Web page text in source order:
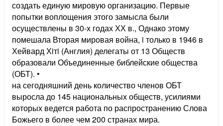
создать единую мировую организацию. Первые
попытки воплощения этого замысла были
осуществлены в 30-х годах ХХ в., Однако этому
помешала Вторая мировая война, i только в 1946 в
Хейвард Хiтi (Англия) делегаты от 13 Обществ
образовали Объединенные библейские общества
(ОБТ). •
на сегодняшний день количество членов ОБТ
выросла до 145 национальных обществ, усилиями
которых ведется работа по распространению Слова
Божьего в более чем 200 странах мира.